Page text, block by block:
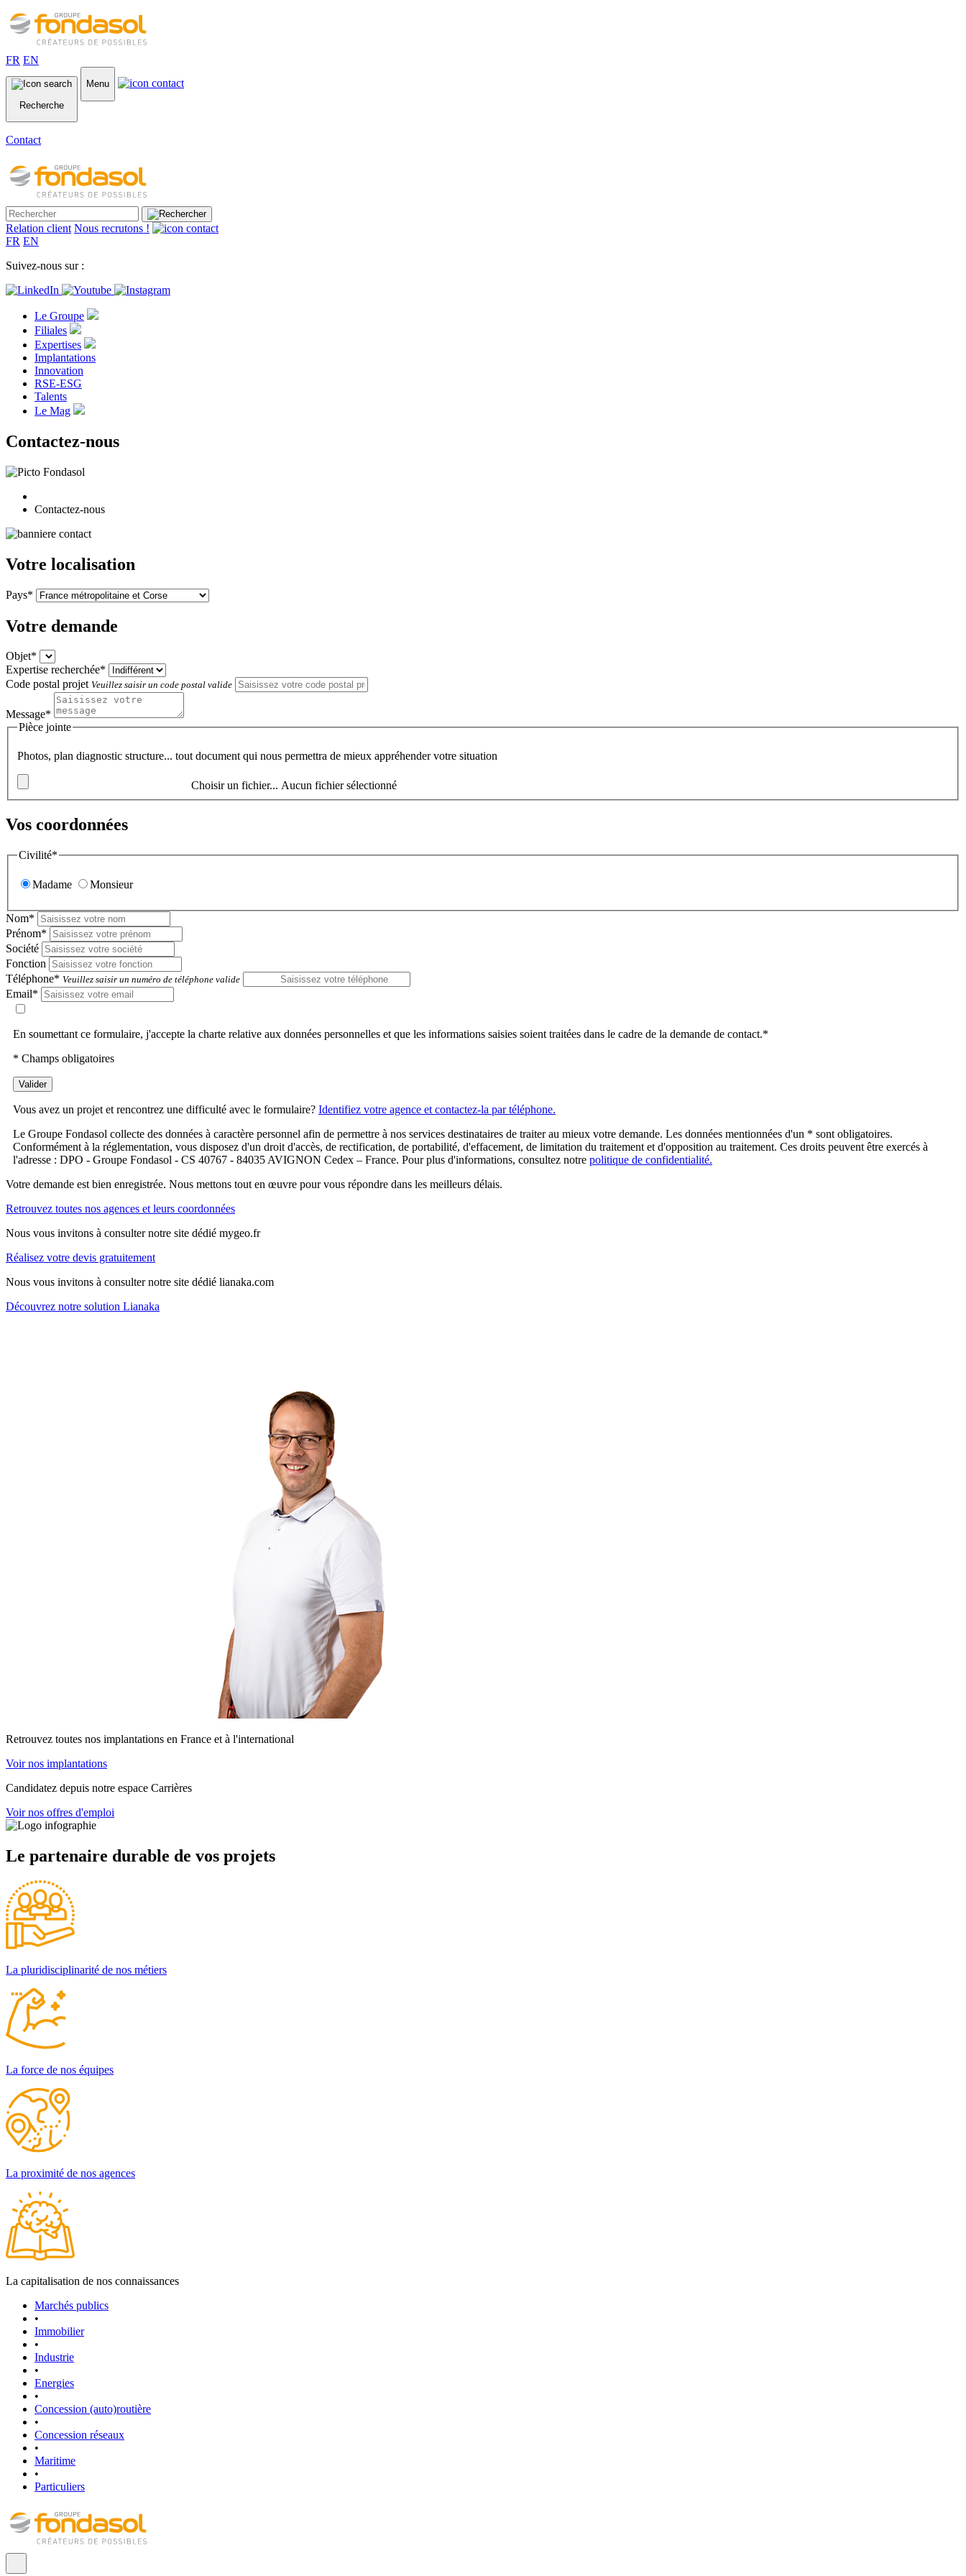
FR EN
Recherche
Menu
Contact
Relation client Nous recrutons !
FR EN
Suivez-nous sur :
Le Groupe
Filiales
Expertises
Implantations
Innovation
RSE-ESG
Talents
Le Mag
Contactez-nous
Contactez-nous
Votre localisation
Pays*
Votre demande
Objet*
Expertise recherchée*
Code postal projet Veuillez saisir un code postal valide
Message*
Pièce jointe
Photos, plan diagnostic structure... tout document qui nous permettra de mieux appréhender votre situation
Choisir un fichier... Aucun fichier sélectionné
Vos coordonnées
Civilité*
Madame Monsieur
Nom*
Prénom*
Société
Fonction
Téléphone* Veuillez saisir un numéro de téléphone valide
Email*
En soumettant ce formulaire, j'accepte la charte relative aux données personnelles et que les informations saisies soient traitées dans le cadre de la demande de contact.*
* Champs obligatoires
Valider
Vous avez un projet et rencontrez une difficulté avec le formulaire? Identifiez votre agence et contactez-la par téléphone.
Le Groupe Fondasol collecte des données à caractère personnel afin de permettre à nos services destinataires de traiter au mieux votre demande. Les données mentionnées d'un * sont obligatoires.
Conformément à la réglementation, vous disposez d'un droit d'accès, de rectification, de portabilité, d'effacement, de limitation du traitement et d'opposition au traitement. Ces droits peuvent être exercés à
l'adresse : DPO - Groupe Fondasol - CS 40767 - 84035 AVIGNON Cedex – France. Pour plus d'informations, consultez notre politique de confidentialité.
Votre demande est bien enregistrée. Nous mettons tout en œuvre pour vous répondre dans les meilleurs délais.
Retrouvez toutes nos agences et leurs coordonnées
Nous vous invitons à consulter notre site dédié mygeo.fr
Réalisez votre devis gratuitement
Nous vous invitons à consulter notre site dédié lianaka.com
Découvrez notre solution Lianaka
Retrouvez toutes nos implantations en France et à l'international
Voir nos implantations
Candidatez depuis notre espace Carrières
Voir nos offres d'emploi
Le partenaire durable de vos projets
La pluridisciplinarité de nos métiers
La force de nos équipes
La proximité de nos agences
La capitalisation de nos connaissances
Marchés publics
•
Immobilier
•
Industrie
•
Energies
•
Concession (auto)routière
•
Concession réseaux
•
Maritime
•
Particuliers